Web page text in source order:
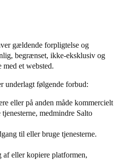
gældende forpligtelse og
begrænset, ikke-eksklusiv og
et websted.
underlagt følgende forbud:
eller på anden måde kommercielt
medmindre Salto
til eller bruge tjenesterne.
af eller kopiere platformen,